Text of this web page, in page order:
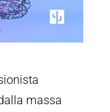
massa